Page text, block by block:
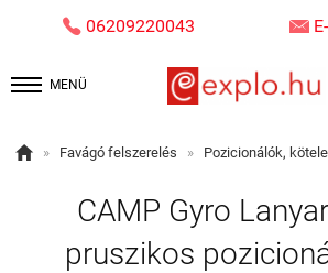
 06209220043 
MENÜ
 » Favágó felszerelés » Pozicionálók,
CAMP Gyro
pruszikos